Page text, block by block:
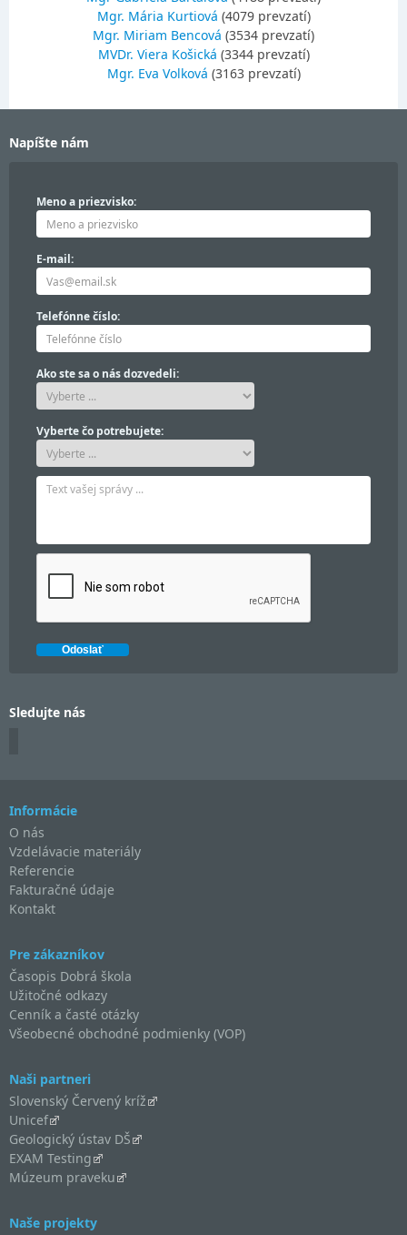
Mgr. Mária Kurtiová (4079 prevzatí)
Mgr. Miriam Bencová (3534 prevzatí)
MVDr. Viera Košická (3344 prevzatí)
Mgr. Eva Volková (3163 prevzatí)
Napíšte nám
Meno a priezvisko:
E-mail:
Telefónne číslo:
Ako ste sa o nás dozvedeli:
Vyberte čo potrebujete:
Sledujte nás
Informácie
O nás
Vzdelávacie materiály
Referencie
Fakturačné údaje
Kontakt
Pre zákazníkov
Časopis Dobrá škola
Užitočné odkazy
Cenník a časté otázky
Všeobecné obchodné podmienky (VOP)
Naši partneri
Slovenský Červený kríž
Unicef
Geologický ústav DŠ
EXAM Testing
Múzeum praveku
Naše projekty